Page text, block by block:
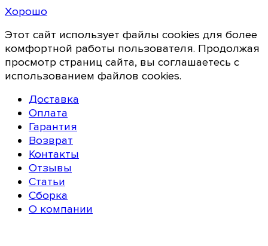
Хорошо
Этот сайт использует файлы cookies для более
комфортной работы пользователя. Продолжая
просмотр страниц сайта, вы соглашаетесь с
использованием файлов cookies.
Доставка
Оплата
Гарантия
Возврат
Контакты
Отзывы
Статьи
Сборка
О компании